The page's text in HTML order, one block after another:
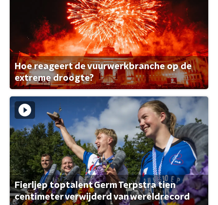
Hoe reageert de vuurwerkbranche op de
extreme droogte?
Fierljep toptalent Germ Terpstra tien
centimeter verwijderd van wereldrecord